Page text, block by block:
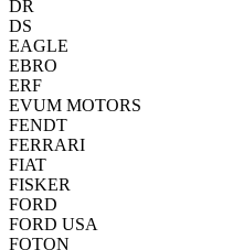
DR
DS
EAGLE
EBRO
ERF
EVUM MOTORS
FENDT
FERRARI
FIAT
FISKER
FORD
FORD USA
FOTON